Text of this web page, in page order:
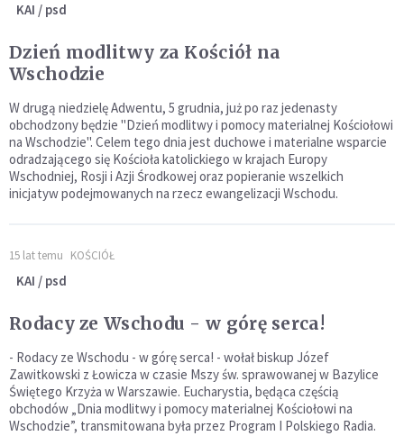
KAI / psd
Dzień modlitwy za Kościół na
Wschodzie
W drugą niedzielę Adwentu, 5 grudnia, już po raz jedenasty
obchodzony będzie "Dzień modlitwy i pomocy materialnej Kościołowi
na Wschodzie". Celem tego dnia jest duchowe i materialne wsparcie
odradzającego się Kościoła katolickiego w krajach Europy
Wschodniej, Rosji i Azji Środkowej oraz popieranie wszelkich
inicjatyw podejmowanych na rzecz ewangelizacji Wschodu.
15 lat temu KOŚCIÓŁ
KAI / psd
Rodacy ze Wschodu - w górę serca!
- Rodacy ze Wschodu - w górę serca! - wołał biskup Józef
Zawitkowski z Łowicza w czasie Mszy św. sprawowanej w Bazylice
Świętego Krzyża w Warszawie. Eucharystia, będąca częścią
obchodów „Dnia modlitwy i pomocy materialnej Kościołowi na
Wschodzie”, transmitowana była przez Program I Polskiego Radia.